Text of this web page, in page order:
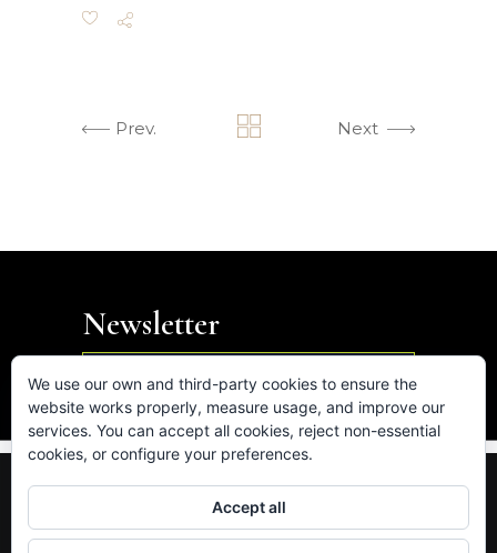
Prev. Next
Newsletter

IN. LK.
Av. de les Corts Catalanes 5-7, 08731 Sant Cugat
We use our own and third-party cookies to ensure the
website works properly, measure usage, and improve our
services. You can accept all cookies, reject non-essential
cookies, or configure your preferences.
Accept all